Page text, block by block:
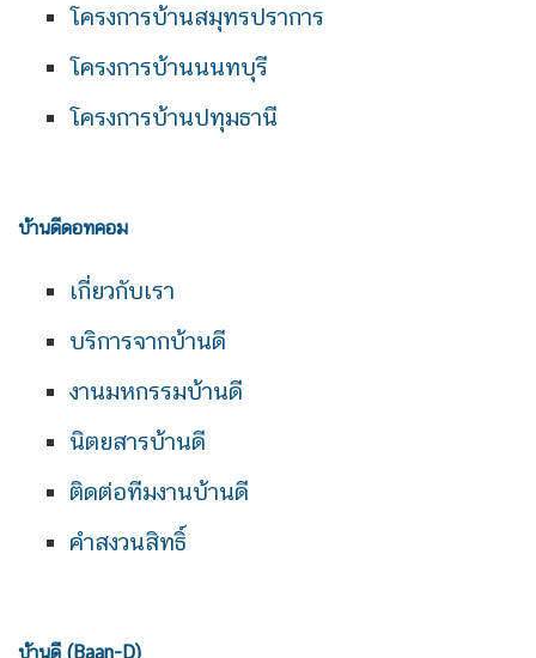
โครงการบ้านสมุทรปราการ
โครงการบ้านนนทบุรี
โครงการบ้านปทุมธานี
บ้านดีดอทคอม
เกี่ยวกับเรา
บริการจากบ้านดี
งานมหกรรมบ้านดี
นิตยสารบ้านดี
ติดต่อทีมงานบ้านดี
คำสงวนสิทธิ์
บ้านดี (Baan-D)